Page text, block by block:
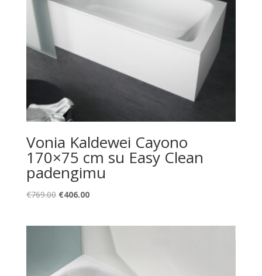
Vonia Kaldewei Cayono
170×75 cm su Easy Clean
padengimu
€769.00 Original
€406.00Current